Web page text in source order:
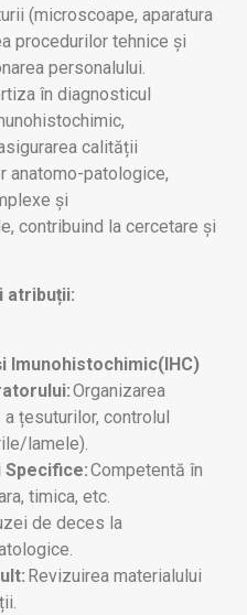
(microscoape, aparatura
procedurilor tehnice și
personalului.
în diagnosticul
calității
anatomo-patologice,
și
contribuind la cercetare și
atribuții:
Imunohistochimic(IHC)
Organizarea
țesuturilor, controlul
lamele).
Specifice:Competentă în
timica, etc.
de deces la
Revizuirea materialului